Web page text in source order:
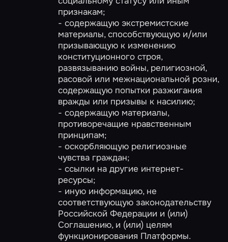
признакам;
- содержащую экстремистские
материалы, способствующую и/или
призывающую к изменению
конституционного строя,
развязыванию войны, религиозной,
расовой или межнациональной розни,
содержащую попытки разжигания
вражды или призывы к насилию;
- содержащую материалы,
противоречащие нравственным
принципам;
- оскорбляющую религиозные
чувства граждан;
- ссылки на другие интернет-
ресурсы;
- иную информацию, не
соответствующую законодательству
Российской Федерации и (или)
Соглашению, и (или) целям
функционирования Платформы.